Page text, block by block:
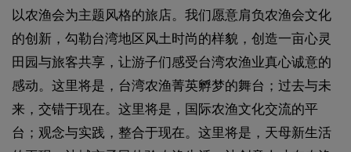
以农渔会为主题风格的旅店。我们愿意肩负农渔会文化
的创新，勾勒台湾地区风土时尚的样貌，创造一亩心灵
田园与旅客共享，让游子们感受台湾农渔业真心诚意的
感动。这里将是，台湾农渔菁英孵梦的舞台；过去与未
来，交错于现在。这里将是，国际农渔文化交流的平
台；观念与实践，整合于现在。这里将是，天母新生活